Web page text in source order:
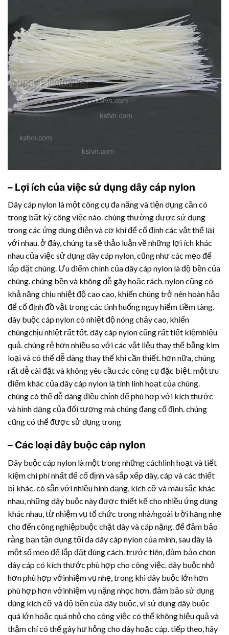
– Lợi ích của việc sử dụng dây cáp nylon
Dây cáp nylon là một công cụ đa năng và tiện dụng cần có
trong bất kỳ công việc nào. chúng thường được sử dụng
trong các ứng dụng điện và cơ khí để cố định các vật thể lại
với nhau. ở đây, chúng ta sẽ thảo luận về những lợi ích khác
nhau của việc sử dụng dây cáp nylon, cũng như các mẹo để
lắp đặt chúng. Ưu điểm chính của dây cáp nylon là độ bền của
chúng. chúng bền và không dễ gãy hoặc rách. nylon cũng có
khả năng chịu nhiệt độ cao cao, khiến chúng trở nên hoàn hảo
để cố định đồ vật trong các tình huống nguy hiểm tiềm tàng.
dây buộc cáp nylon có nhiệt độ nóng chảy cao, khiến
chúngchịu nhiệt rất tốt. dây cáp nylon cũng rất tiết kiệmhiệu
quả. chúng rẻ hơn nhiều so với các vật liệu thay thế bằng kim
loại và có thể dễ dàng thay thế khi cần thiết. hơn nữa, chúng
rất dễ cài đặt và không yêu cầu các công cụ đặc biệt. một ưu
điểm khác của dây cáp nylon là tính linh hoạt của chúng.
chúng có thể dễ dàng điều chỉnh để phù hợp với kích thước
và hình dạng của đối tượng mà chúng đang cố định. chúng
cũng có thể được sử dụng trong
– Các loại dây buộc cáp nylon
Dây buộc cáp nylon là một trong những cáchlinh hoạt và tiết
kiệm chi phí nhất để cố định và sắp xếp dây, cáp và các thiết
bị khác. có sẵn với nhiều hình dạng, kích cỡ và màu sắc khác
nhau, những dây buộc này được thiết kế cho nhiều ứng dụng
khác nhau, từ nhiệm vụ tổ chức trong nhà/ngoài trời hạng nhẹ
cho đến công nghiệpbuộc chặt dây và cáp nặng. để đảm bảo
rằng bạn tận dụng tối đa dây cáp nylon của mình, sau đây là
một số mẹo để lắp đặt đúng cách. trước tiên, đảm bảo chọn
dây cáp có kích thước phù hợp cho công việc. dây buộc nhỏ
hơn phù hợp vớinhiệm vụ nhẹ, trong khi dây buộc lớn hơn
phù hợp hơn vớinhiệm vụ nặng nhọc hơn. đảm bảo sử dụng
đúng kích cỡ và độ bền của dây buộc, vì sử dụng dây buộc
quá lớn hoặc quá nhỏ cho công việc có thể không hiệu quả và
thậm chí có thể gây hư hỏng cho dây hoặc cáp. tiếp theo, hãy